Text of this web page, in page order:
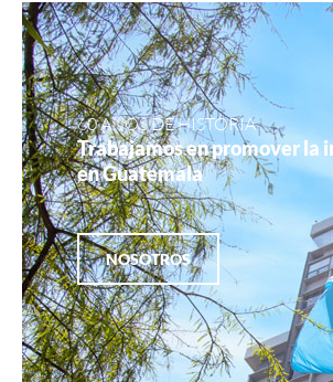
60 AÑOS DE HISTORIA
Trabajamos en promover la
en Guatemala
NOSOTROS